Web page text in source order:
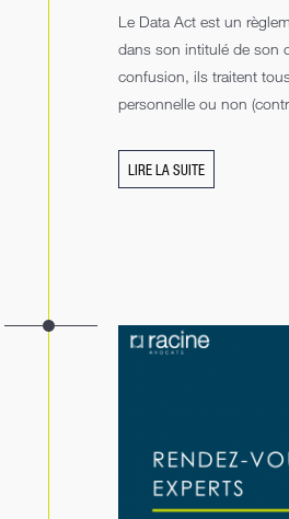
Le Data Act est un
dans son intitulé de son
confusion, ils traitent
personnelle ou non
LIRE LA SUITE